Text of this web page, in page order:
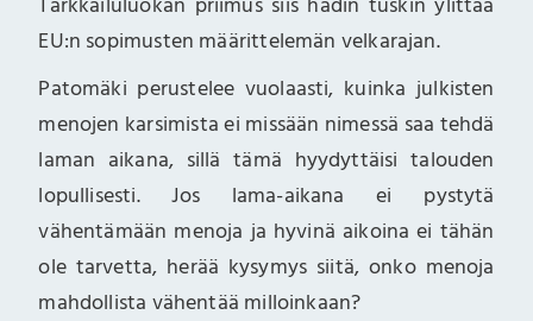
EU:n sopimusten määrittelemän velkarajan.
Patomäki perustelee vuolaasti, kuinka julkisten
menojen karsimista ei missään nimessä saa tehdä
laman aikana, sillä tämä hyydyttäisi talouden
lopullisesti. Jos lama-aikana ei pystytä
vähentämään menoja ja hyvinä aikoina ei tähän
ole tarvetta, herää kysymys siitä, onko menoja
mahdollista vähentää milloinkaan?